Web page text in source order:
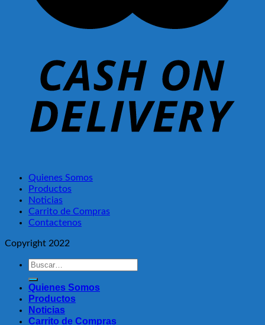
Quienes Somos
Productos
Noticias
Carrito de Compras
Contactenos
Copyright 2022
Buscar
Quienes Somos
Productos
Noticias
Carrito de Compras